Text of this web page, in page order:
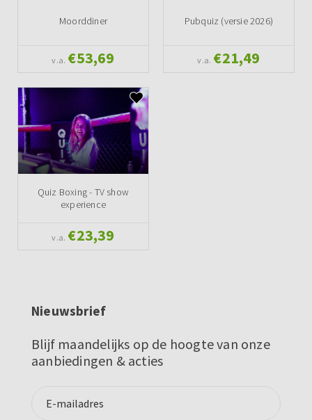
Moorddiner
v.a. €53,69
Pubquiz (versie 2026)
v.a. €21,49
Quiz Boxing - TV show
experience
v.a. €23,39
Nieuwsbrief
Blijf maandelijks op de hoogte van onze
aanbiedingen & acties